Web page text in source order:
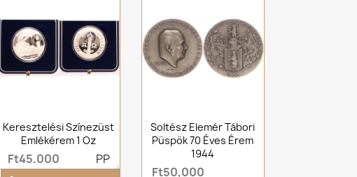
Keresztelési Színezüst
Emlékérem 1 Oz
Ft45,000 PP
Soltész Elemér Tábori
Püspök 70 Éves Érem
1944
Ft50,000